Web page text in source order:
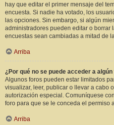
hay que editar el primer mensaje del
encuesta. Si nadie ha votado, los
las opciones. Sin embargo, si algún
administradores pueden editar o borrar
encuestas sean cambiadas a mitad de
Arriba
¿Por qué no se puede acceder a
Algunos foros pueden estar limitados
visualizar, leer, publicar o llevar a cabo
autorización especial. Comuníquese
foro para que se le conceda el permiso
Arriba